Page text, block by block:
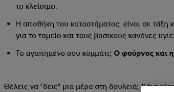
το κλείσιμο.
Η αποθήκη του καταστήματος είναι σε τάξη
για το ταμείο και τους βασικούς κανόνες
Το αγαπημένο σου κομμάτι; Ο φούρνος και
Θέλεις να "δεις" μια μέρα στη δουλειά; Κάνε